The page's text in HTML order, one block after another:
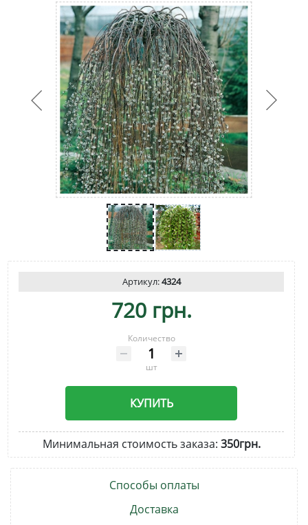
Артикул:4324
720 грн.
Количество
шт
КУПИТЬ
Минимальная стоимость заказа: 350грн.
Способы оплаты
Доставка